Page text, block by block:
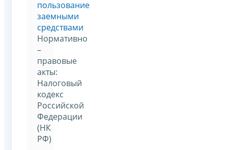
пользование
заемными
средствами
Нормативно
–
правовые
акты:
Налоговый
кодекс
Российской
Федерации
(НК
РФ)